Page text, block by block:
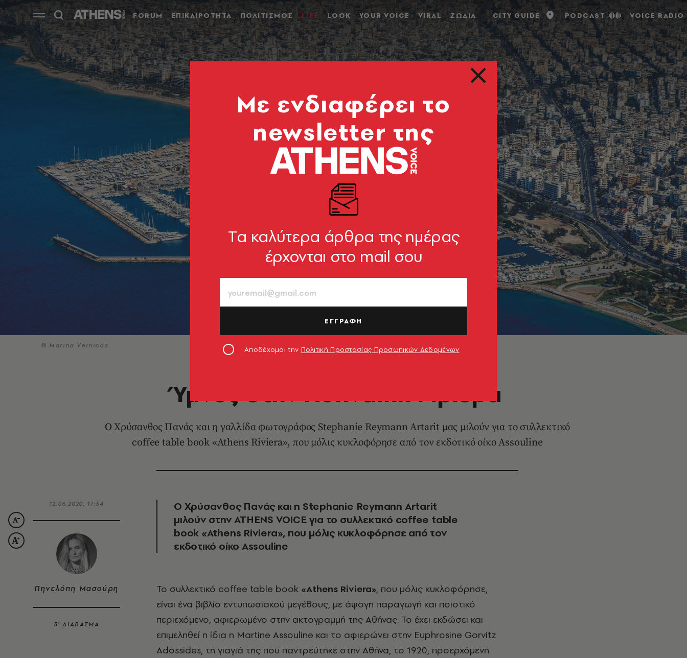
FORUM ΕΠΙΚΑΙΡΟΤΗΤΑ ΠΟΛΙΤΙΣΜΟΣ LIFE LOOK YOUR VOICE VIRAL ΖΩΔΙΑ CITY GUIDE PODCAST VOICE RADIO
© Marina Vernicos
Ύμνος στην Αθηναϊκή Ριβιέρα
Ο Χρύσανθος Πανάς και η γαλλίδα φωτογράφος Stephanie Reymann Artarit μας μιλούν για το συλλεκτικό
coffee table book «Athens Riviera», που μόλις κυκλοφόρησε από τον εκδοτικό οίκο Assouline
12.06.2020, 17:54
Πηνελόπη Μασούρη
5’ ΔΙΑΒΑΣΜΑ
Ο Χρύσανθος Πανάς και η Stephanie Reymann Artarit
μιλούν στην ATHENS VOICE για το συλλεκτικό coffee table
book «Athens Riviera», που μόλις κυκλοφόρησε από τον
εκδοτικό οίκο Assouline
Το συλλεκτικό coffee table book «Athens Riviera», που μόλις κυκλοφόρησε,
είναι ένα βιβλίο εντυπωσιακού μεγέθους, με άψογη παραγωγή και ποιοτικό
περιεχόμενο, αφιερωμένο στην ακτογραμμή της Αθήνας. Το έχει εκδώσει και
επιμεληθεί η ίδια η Martine Assouline και το αφιερώνει στην Euphrosine Gorvitz
Adossides, τη γιαγιά της που παντρεύτηκε στην Αθήνα, το 1920, προερχόμενη
Mε ενδιαφέρει το
newsletter της
Tα καλύτερα άρθρα της ημέρας
έρχονται στο mail σου
ΕΓΓΡΑΦΗ
Αποδέχομαι την Πολιτική Προστασίας Προσωπικών Δεδομένων